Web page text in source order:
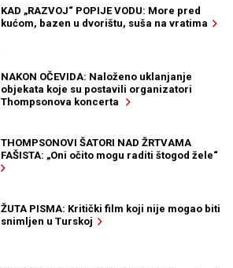
KAD „RAZVOJ“ POPIJE VODU: More pred
kućom, bazen u dvorištu, suša na vratima
NAKON OČEVIDA: Naloženo uklanjanje
objekata koje su postavili organizatori
Thompsonova koncerta
THOMPSONOVI ŠATORI NAD ŽRTVAMA
FAŠISTA: „Oni očito mogu raditi štogod žele“
ŽUTA PISMA: Kritički film koji nije mogao biti
snimljen u Turskoj